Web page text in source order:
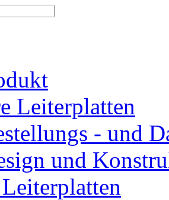
Leiterplatten
- und
und